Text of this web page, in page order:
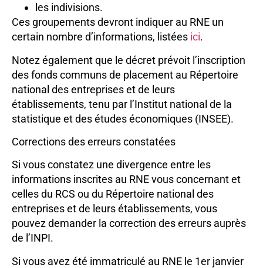
les indivisions.
Ces groupements devront indiquer au RNE un
certain nombre d’informations, listées ici.
Notez également que le décret prévoit l’inscription
des fonds communs de placement au Répertoire
national des entreprises et de leurs
établissements, tenu par l’Institut national de la
statistique et des études économiques (INSEE).
Corrections des erreurs constatées
Si vous constatez une divergence entre les
informations inscrites au RNE vous concernant et
celles du RCS ou du Répertoire national des
entreprises et de leurs établissements, vous
pouvez demander la correction des erreurs auprès
de l’INPI.
Si vous avez été immatriculé au RNE le 1er janvier